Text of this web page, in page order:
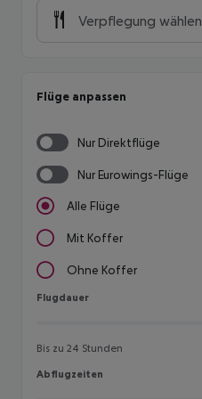
Verpflegung wählen
Flüge anpassen
Nur Direktflüge
Nur Eurowings-Flüge
Alle Flüge
Mit Koffer
Ohne Koffer
Flugdauer
Flugdauer
Bis zu 24 Stunden
Abflugzeiten
Abflugzeiten